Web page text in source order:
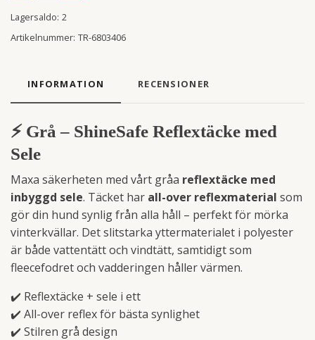
Lagersaldo: 2
Artikelnummer: TR-6803406
INFORMATION RECENSIONER
⚡ Grå – ShineSafe Reflextäcke med
Sele
Maxa säkerheten med vårt gråa reflextäcke med
inbyggd sele. Täcket har all-over reflexmaterial som
gör din hund synlig från alla håll – perfekt för mörka
vinterkvällar. Det slitstarka yttermaterialet i polyester
är både vattentätt och vindtätt, samtidigt som
fleecefodret och vadderingen håller värmen.
✔️ Reflextäcke + sele i ett
✔️ All-over reflex för bästa synlighet
✔️ Stilren grå design